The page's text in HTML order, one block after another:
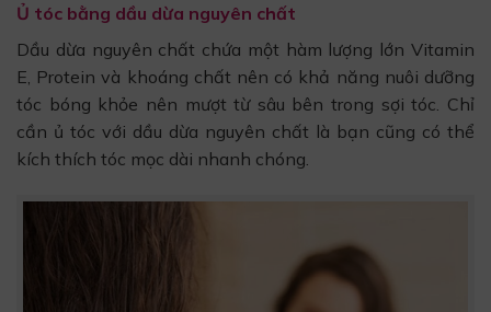
Ủ tóc bằng dầu dừa nguyên chất
Dầu dừa nguyên chất chứa một hàm lượng lớn Vitamin
E, Protein và khoáng chất nên có khả năng nuôi dưỡng
tóc bóng khỏe nên mượt từ sâu bên trong sợi tóc. Chỉ
cần ủ tóc với dầu dừa nguyên chất là bạn cũng có thể
kích thích tóc mọc dài nhanh chóng.